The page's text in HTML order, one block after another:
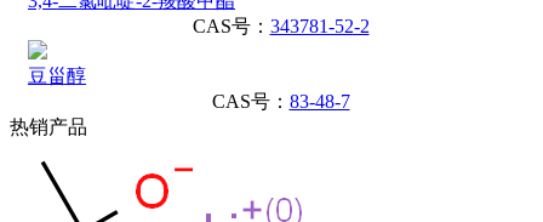
CAS号： 343781-52-2
豆甾醇
CAS号： 83-48-7
热销产品